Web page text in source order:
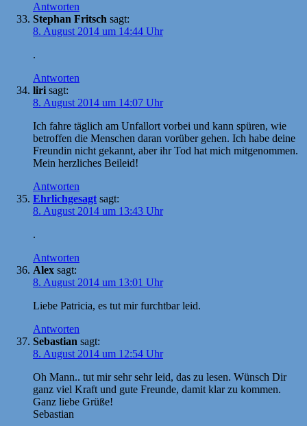
Antworten
Stephan Fritsch sagt:
8. August 2014 um 14:44 Uhr
.
Antworten
liri sagt:
8. August 2014 um 14:07 Uhr
Ich fahre täglich am Unfallort vorbei und kann spüren, wie
betroffen die Menschen daran vorüber gehen. Ich habe deine
Freundin nicht gekannt, aber ihr Tod hat mich mitgenommen.
Mein herzliches Beileid!
Antworten
Ehrlichgesagt sagt:
8. August 2014 um 13:43 Uhr
.
Antworten
Alex sagt:
8. August 2014 um 13:01 Uhr
Liebe Patricia, es tut mir furchtbar leid.
Antworten
Sebastian sagt:
8. August 2014 um 12:54 Uhr
Oh Mann.. tut mir sehr sehr leid, das zu lesen. Wünsch Dir
ganz viel Kraft und gute Freunde, damit klar zu kommen.
Ganz liebe Grüße!
Sebastian